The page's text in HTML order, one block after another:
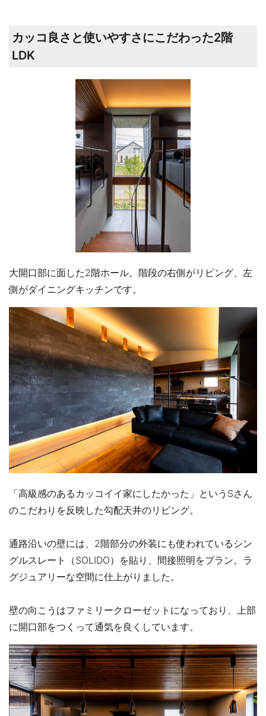
カッコ良さと使いやすさにこだわった2階
LDK
大開口部に面した2階ホール。階段の右側がリビング、左
側がダイニングキッチンです。
「高級感のあるカッコイイ家にしたかった」というSさん
のこだわりを反映した勾配天井のリビング。
通路沿いの壁には、2階部分の外装にも使われているシン
グルスレート（SOLIDO）を貼り、間接照明をプラン。ラ
グジュアリーな空間に仕上がりました。
壁の向こうはファミリークローゼットになっており、上部
に開口部をつくって通気を良くしています。